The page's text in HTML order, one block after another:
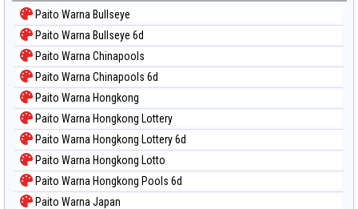
Paito Warna Bullseye
Paito Warna Bullseye 6d
Paito Warna Chinapools
Paito Warna Chinapools 6d
Paito Warna Hongkong
Paito Warna Hongkong Lottery
Paito Warna Hongkong Lottery 6d
Paito Warna Hongkong Lotto
Paito Warna Hongkong Pools 6d
Paito Warna Japan